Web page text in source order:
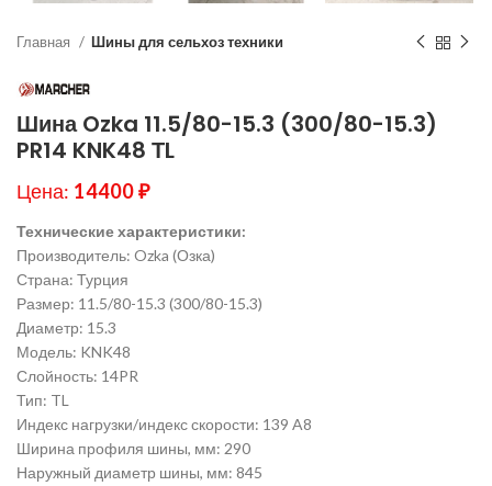
Главная Шины для сельхоз техники
Шина Ozka 11.5/80-15.3 (300/80-15.3)
PR14 KNK48 ТL
Цена: 14400₽
Технические характеристики:
Производитель: Ozka (Озка)
Страна: Турция
Размер: 11.5/80-15.3 (300/80-15.3)
Диаметр: 15.3
Модель: KNK48
Слойность: 14PR
Тип: TL
Индекс нагрузки/индекс скорости: 139 A8
Ширина профиля шины, мм: 290
Наружный диаметр шины, мм: 845